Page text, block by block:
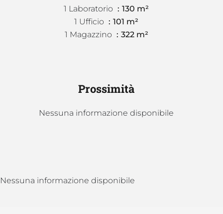
1 Laboratorio
130 m²
1 Ufficio
101 m²
1 Magazzino
322 m²
Prossimità
Nessuna informazione disponibile
Nessuna informazione disponibile